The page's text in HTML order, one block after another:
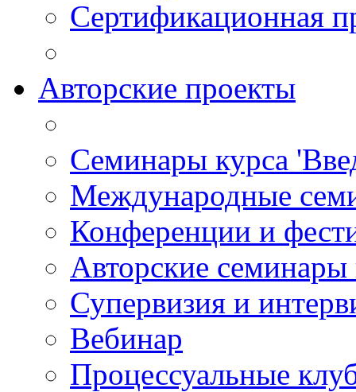
Сертификационная
Авторские проекты
Семинары курса
Международные
Конференции и
Авторские
Супервизия и
Вебинар
Процессуальные